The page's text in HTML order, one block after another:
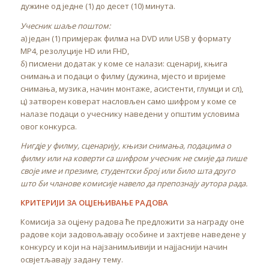
дужине од једне (1) до десет (10) минута.
Учесник шаље поштом:
а) један (1) примјерак филма на DVD или USB у формату
MP4, резолуције HD или FHD,
б) писмени додатак у коме се налази: сценариј, књига
снимања и подаци о филму (дужина, мјесто и вријеме
снимања, музика, начин монтаже, асистенти, глумци и сл),
ц) затворен коверат насловљен само шифром у коме се
налазе подаци о учеснику наведени у општим условима
овог конкурса.
Нигдје у филму, сценарију, књизи снимања, подацима о
филму или на коверти са шифром учесник не смије да пише
своје име и презиме, студентски број или било шта друго
што би чланове комисије навело да препознају аутора рада.
КРИТЕРИЈИ ЗА ОЦЈЕЊИВАЊЕ РАДОВА
Комисија за оцјену радова ће предложити за награду оне
радове који задовољавају особине и захтјеве наведене у
конкурсу и који на најзанимљивији и најјаснији начин
освјетљавају задану тему.